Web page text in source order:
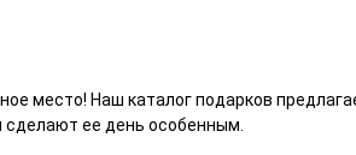
место! Наш каталог подарков
сделают ее день особенным.